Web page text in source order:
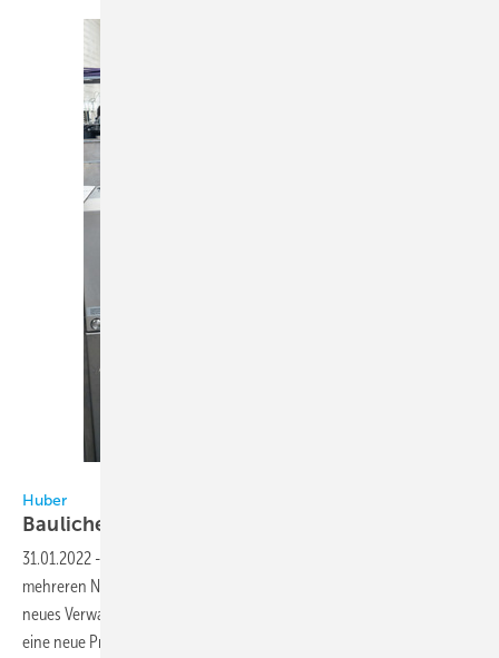
Huber
Bauliche
31.01.2022 -
mehreren Neubauten erweitert. In drei Bauabschnitten kamen ein
neues Verwaltungsgebäude, eine Logistikhalle mit 2000 m² und zuletzt
eine neue Produktionshalle mit 4500 m² hinzu. Die Produktionsfläche